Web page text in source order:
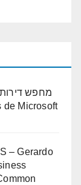
מחפש
de Microsoft
– Gerardo